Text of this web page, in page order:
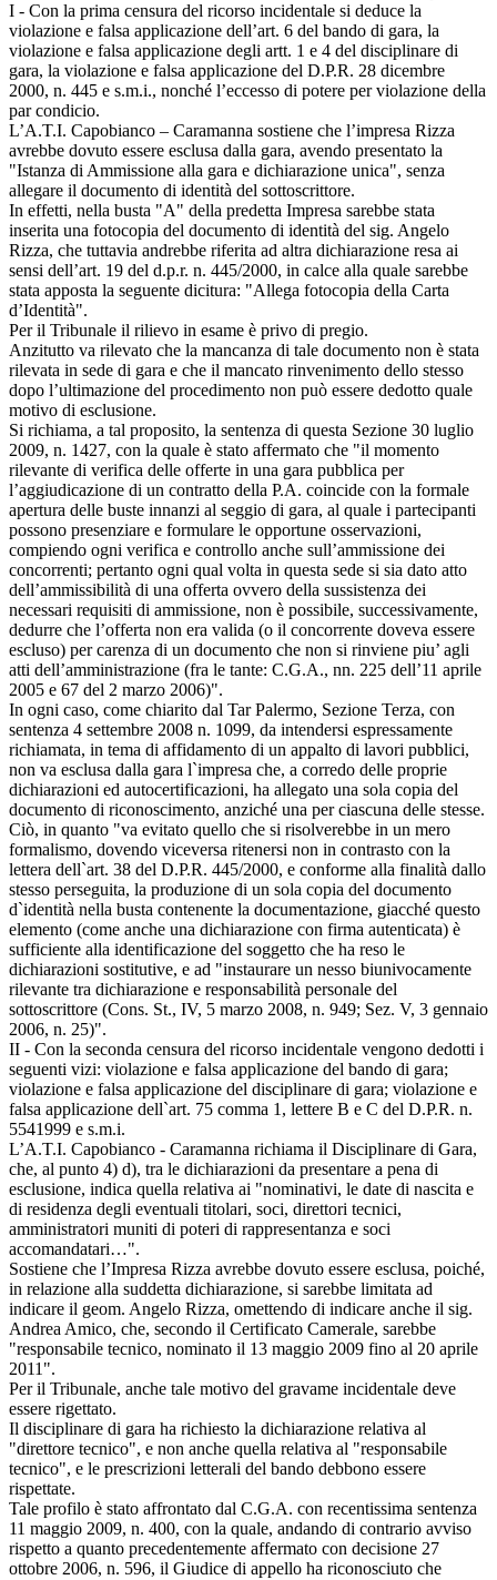
I - Con la prima censura del ricorso incidentale si deduce la
violazione e falsa applicazione dell’art. 6 del bando di gara, la
violazione e falsa applicazione degli artt. 1 e 4 del disciplinare di
gara, la violazione e falsa applicazione del D.P.R. 28 dicembre
2000, n. 445 e s.m.i., nonché l’eccesso di potere per violazione della
par condicio.
L’A.T.I. Capobianco – Caramanna sostiene che l’impresa Rizza
avrebbe dovuto essere esclusa dalla gara, avendo presentato la
"Istanza di Ammissione alla gara e dichiarazione unica", senza
allegare il documento di identità del sottoscrittore.
In effetti, nella busta "A" della predetta Impresa sarebbe stata
inserita una fotocopia del documento di identità del sig. Angelo
Rizza, che tuttavia andrebbe riferita ad altra dichiarazione resa ai
sensi dell’art. 19 del d.p.r. n. 445/2000, in calce alla quale sarebbe
stata apposta la seguente dicitura: "Allega fotocopia della Carta
d’Identità".
Per il Tribunale il rilievo in esame è privo di pregio.
Anzitutto va rilevato che la mancanza di tale documento non è stata
rilevata in sede di gara e che il mancato rinvenimento dello stesso
dopo l’ultimazione del procedimento non può essere dedotto quale
motivo di esclusione.
Si richiama, a tal proposito, la sentenza di questa Sezione 30 luglio
2009, n. 1427, con la quale è stato affermato che "il momento
rilevante di verifica delle offerte in una gara pubblica per
l’aggiudicazione di un contratto della P.A. coincide con la formale
apertura delle buste innanzi al seggio di gara, al quale i partecipanti
possono presenziare e formulare le opportune osservazioni,
compiendo ogni verifica e controllo anche sull’ammissione dei
concorrenti; pertanto ogni qual volta in questa sede si sia dato atto
dell’ammissibilità di una offerta ovvero della sussistenza dei
necessari requisiti di ammissione, non è possibile, successivamente,
dedurre che l’offerta non era valida (o il concorrente doveva essere
escluso) per carenza di un documento che non si rinviene piu’ agli
atti dell’amministrazione (fra le tante: C.G.A., nn. 225 dell’11 aprile
2005 e 67 del 2 marzo 2006)".
In ogni caso, come chiarito dal Tar Palermo, Sezione Terza, con
sentenza 4 settembre 2008 n. 1099, da intendersi espressamente
richiamata, in tema di affidamento di un appalto di lavori pubblici,
non va esclusa dalla gara l`impresa che, a corredo delle proprie
dichiarazioni ed autocertificazioni, ha allegato una sola copia del
documento di riconoscimento, anziché una per ciascuna delle stesse.
Ciò, in quanto "va evitato quello che si risolverebbe in un mero
formalismo, dovendo viceversa ritenersi non in contrasto con la
lettera dell`art. 38 del D.P.R. 445/2000, e conforme alla finalità dallo
stesso perseguita, la produzione di un sola copia del documento
d`identità nella busta contenente la documentazione, giacché questo
elemento (come anche una dichiarazione con firma autenticata) è
sufficiente alla identificazione del soggetto che ha reso le
dichiarazioni sostitutive, e ad "instaurare un nesso biunivocamente
rilevante tra dichiarazione e responsabilità personale del
sottoscrittore (Cons. St., IV, 5 marzo 2008, n. 949; Sez. V, 3 gennaio
2006, n. 25)".
II - Con la seconda censura del ricorso incidentale vengono dedotti i
seguenti vizi: violazione e falsa applicazione del bando di gara;
violazione e falsa applicazione del disciplinare di gara; violazione e
falsa applicazione dell`art. 75 comma 1, lettere B e C del D.P.R. n.
5541999 e s.m.i.
L’A.T.I. Capobianco - Caramanna richiama il Disciplinare di Gara,
che, al punto 4) d), tra le dichiarazioni da presentare a pena di
esclusione, indica quella relativa ai "nominativi, le date di nascita e
di residenza degli eventuali titolari, soci, direttori tecnici,
amministratori muniti di poteri di rappresentanza e soci
accomandatari…".
Sostiene che l’Impresa Rizza avrebbe dovuto essere esclusa, poiché,
in relazione alla suddetta dichiarazione, si sarebbe limitata ad
indicare il geom. Angelo Rizza, omettendo di indicare anche il sig.
Andrea Amico, che, secondo il Certificato Camerale, sarebbe
"responsabile tecnico, nominato il 13 maggio 2009 fino al 20 aprile
2011".
Per il Tribunale, anche tale motivo del gravame incidentale deve
essere rigettato.
Il disciplinare di gara ha richiesto la dichiarazione relativa al
"direttore tecnico", e non anche quella relativa al "responsabile
tecnico", e le prescrizioni letterali del bando debbono essere
rispettate.
Tale profilo è stato affrontato dal C.G.A. con recentissima sentenza
11 maggio 2009, n. 400, con la quale, andando di contrario avviso
rispetto a quanto precedentemente affermato con decisione 27
ottobre 2006, n. 596, il Giudice di appello ha riconosciuto che